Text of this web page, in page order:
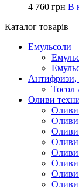
4 760 грн В
Каталог товарів
Емульсоли
Антифризи,
Тосол
Оливи
Оливи
Оливи
Оливи
Оливи
Оливи
Оливи
Оливи